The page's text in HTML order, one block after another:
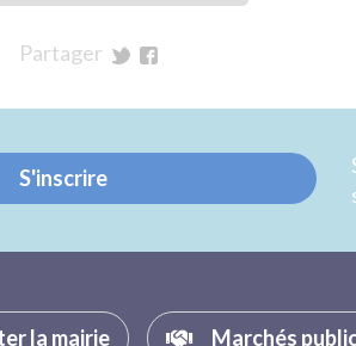
Partager
Twitter
Facebook
S'inscrire
la mairie Marchés